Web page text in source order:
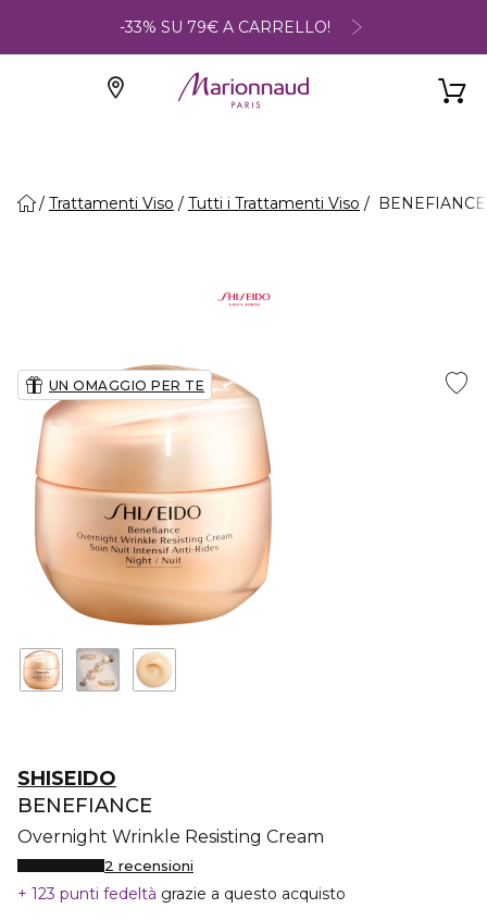
-33% SU 79€ A CARRELLO!
Trattamenti Viso Tutti i Trattamenti Viso
UN OMAGGIO PER TE
SHISEIDO
BENEFIANCE
Overnight Wrinkle Resisting Cream
2 recensioni
123 punti fedeltà grazie a questo acquisto